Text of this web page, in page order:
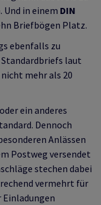
. Und in einem DIN
Briefbögen Platz.
ebenfalls zu
Standardbriefs laut
mehr als 20
ein anderes
Dennoch
Anlässen
Postweg versendet
stechen dabei
vermehrt für
Einladungen